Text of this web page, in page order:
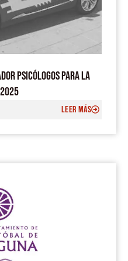
PSICÓLOGOS PARA LA
2025
LEER MÁS